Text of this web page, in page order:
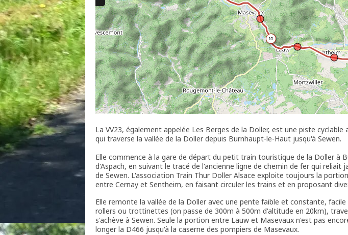
La VV23, également appelée Les Berges de la Doller, est une piste cyclable
qui traverse la vallée de la Doller depuis Burnhaupt-le-Haut jusqu'à Sewen.
Elle commence à la gare de départ du petit train touristique de la Doller à
d'Aspach, en suivant le tracé de l'ancienne ligne de chemin de fer qui reliait
de Sewen. L'association Train Thur Doller Alsace exploite toujours la
entre Cernay et Sentheim, en faisant circuler les trains et en proposant
Elle remonte la vallée de la Doller avec une pente faible et constante,
rollers ou trottinettes (on passe de 300m à 500m d'altitude en 20km),
s'achève à Sewen. Seule la portion entre Lauw et Masevaux n'est pas
longer la D466 jusqu'à la caserne des pompiers de Masevaux.